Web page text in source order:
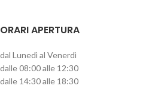
ORARI APERTURA
dal Lunedì al Venerdì
dalle 08:00 alle 12:30
dalle 14:30 alle 18:30